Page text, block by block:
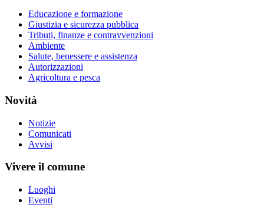
Educazione e formazione
Giustizia e sicurezza pubblica
Tributi, finanze e contravvenzioni
Ambiente
Salute, benessere e assistenza
Autorizzazioni
Agricoltura e pesca
Novità
Notizie
Comunicati
Avvisi
Vivere il comune
Luoghi
Eventi